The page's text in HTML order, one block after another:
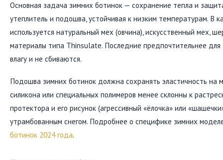
Основная задача зимних ботинок — сохранение тепла и
утеплитель и подошва, устойчивая к низким температурам. В
используется натуральный мех (овчина), искусственный мех,
материалы типа Thinsulate. Последние предпочтительнее
влагу и не сбиваются.
Подошва зимних ботинок должна сохранять эластичность на
силикона или специальных полимеров менее склонны к
протектора и его рисунок (агрессивный «ёлочка» или
утрамбованным снегом. Подробнее о специфике зимних
ботинок 2024 года.